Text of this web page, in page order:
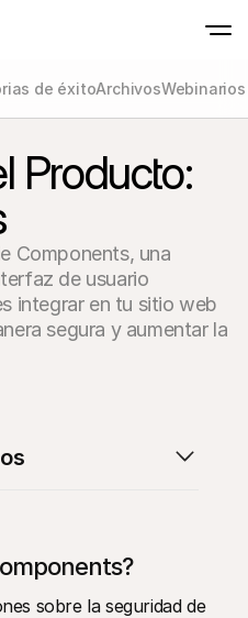
Pay en iPhone
Aceptar pagos
Pagos en línea
Aceptar y gestionar
dispositivos
Checkout
Pagos recurrentes y
Pagos recurrentes
Pagos recurrentes y
Aceptación y
socios para agencias
de éxitoArchivos
Producto:
Components, una
de usuario
integrar en tu sitio web
segura y aumentar la
sobre la seguridad de